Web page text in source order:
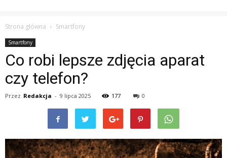
Strona główna Smartfony
Smartfony
Co robi lepsze zdjęcia aparat
czy telefon?
Przez Redakcja - 9 lipca 2025 177 0